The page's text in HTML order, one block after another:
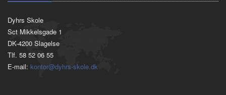
Dyhrs Skole
Sct Mikkelsgade 1
DK-4200 Slagelse
Tlf. 58 52 06 55
E-mail: kontor@dyhrs-skole.dk